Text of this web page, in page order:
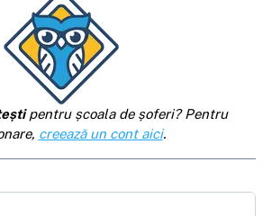
pentru școala de șoferi? Pentru
creează un cont aici.